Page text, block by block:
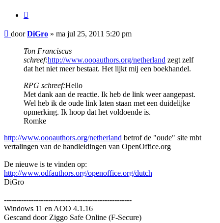
Bericht
doorDiGro » ma jul 25, 2011 5:20 pm
Ton Franciscus
schreef:http://www.oooauthors.org/netherland zegt zelf
dat het niet meer bestaat. Het lijkt mij een boekhandel.
RPG schreef:Hello
Met dank aan de reactie. Ik heb de link weer aangepast.
Wel heb ik de oude link laten staan met een duidelijke
opmerking. Ik hoop dat het voldoende is.
Romke
http://www.oooauthors.org/netherland betrof de "oude" site mbt
vertalingen van de handleidingen van OpenOffice.org
De nieuwe is te vinden op:
http://www.odfauthors.org/openoffice.org/dutch
DiGro
----------------------------------------------------
Windows 11 en AOO 4.1.16
Gescand door Ziggo Safe Online (F-Secure)